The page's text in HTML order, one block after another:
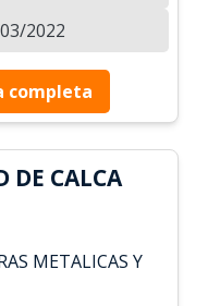
2022
completa
DE CALCA
METALICAS Y